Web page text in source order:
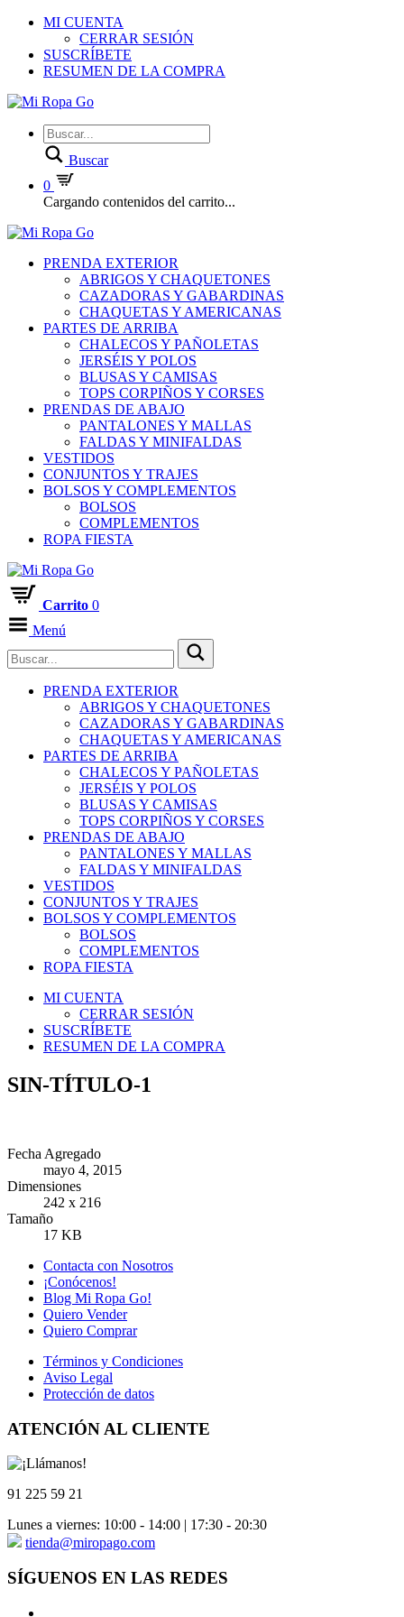
MI CUENTA
CERRAR SESIÓN
SUSCRÍBETE
RESUMEN DE LA COMPRA
Buscar
0
Cargando contenidos del carrito...
PRENDA EXTERIOR
ABRIGOS Y CHAQUETONES
CAZADORAS Y GABARDINAS
CHAQUETAS Y AMERICANAS
PARTES DE ARRIBA
CHALECOS Y PAÑOLETAS
JERSÉIS Y POLOS
BLUSAS Y CAMISAS
TOPS CORPIÑOS Y CORSES
PRENDAS DE ABAJO
PANTALONES Y MALLAS
FALDAS Y MINIFALDAS
VESTIDOS
CONJUNTOS Y TRAJES
BOLSOS Y COMPLEMENTOS
BOLSOS
COMPLEMENTOS
ROPA FIESTA
Carrito 0
Menú
PRENDA EXTERIOR
ABRIGOS Y CHAQUETONES
CAZADORAS Y GABARDINAS
CHAQUETAS Y AMERICANAS
PARTES DE ARRIBA
CHALECOS Y PAÑOLETAS
JERSÉIS Y POLOS
BLUSAS Y CAMISAS
TOPS CORPIÑOS Y CORSES
PRENDAS DE ABAJO
PANTALONES Y MALLAS
FALDAS Y MINIFALDAS
VESTIDOS
CONJUNTOS Y TRAJES
BOLSOS Y COMPLEMENTOS
BOLSOS
COMPLEMENTOS
ROPA FIESTA
MI CUENTA
CERRAR SESIÓN
SUSCRÍBETE
RESUMEN DE LA COMPRA
SIN-TÍTULO-1
Fecha Agregado
mayo 4, 2015
Dimensiones
242 x 216
Tamaño
17 KB
Contacta con Nosotros
¡Conócenos!
Blog Mi Ropa Go!
Quiero Vender
Quiero Comprar
Términos y Condiciones
Aviso Legal
Protección de datos
ATENCIÓN AL CLIENTE
91 225 59 21
Lunes a viernes: 10:00 - 14:00 | 17:30 - 20:30
tienda@miropago.com
SÍGUENOS EN LAS REDES